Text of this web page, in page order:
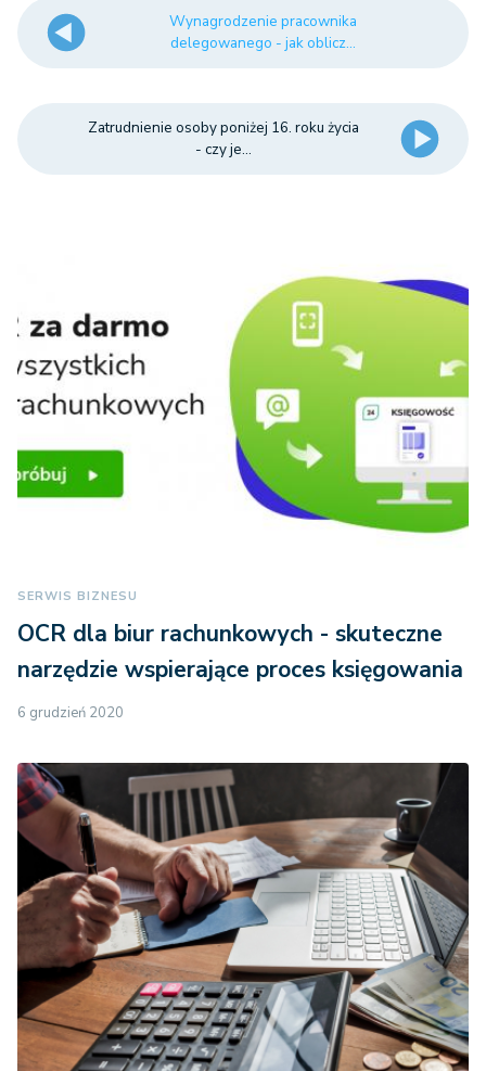
Wynagrodzenie pracownika
delegowanego - jak oblicz...
Zatrudnienie osoby poniżej 16. roku życia
- czy je...
SERWIS BIZNESU
OCR dla biur rachunkowych - skuteczne
narzędzie wspierające proces księgowania
6 grudzień 2020